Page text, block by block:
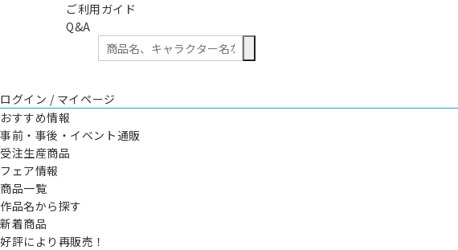
ご利用ガイド
Q&A
ログイン / マイページ
おすすめ情報
事前・事後・イベント通販
受注生産商品
フェア情報
商品一覧
作品名から探す
新着商品
好評により再販売！